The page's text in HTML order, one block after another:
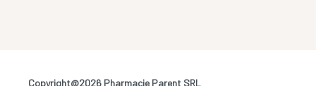
Copyright@2026 Pharmacie Parent SRL